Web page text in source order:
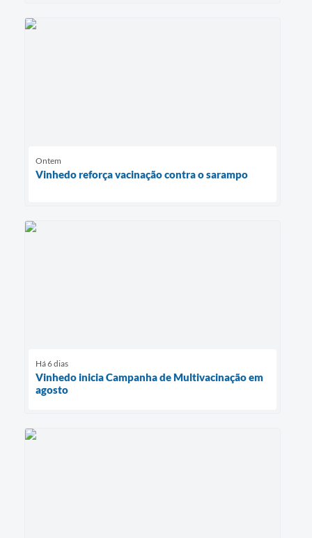
Ontem
Vinhedo reforça vacinação contra o sarampo
Há 6 dias
Vinhedo inicia Campanha de Multivacinação em
agosto